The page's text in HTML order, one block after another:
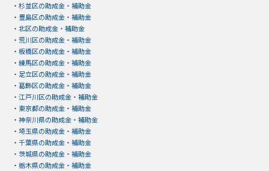
・ 杉並区の助成金・補助金
・ 豊島区の助成金・補助金
・ 北区の助成金・補助金
・ 荒川区の助成金・補助金
・ 板橋区の助成金・補助金
・ 練馬区の助成金・補助金
・ 足立区の助成金・補助金
・ 葛飾区の助成金・補助金
・ 江戸川区の助成金・補助金
・ 東京都の助成金・補助金
・ 神奈川県の助成金・補助金
・ 埼玉県の助成金・補助金
・ 千葉県の助成金・補助金
・ 茨城県の助成金・補助金
・ 栃木県の助成金・補助金